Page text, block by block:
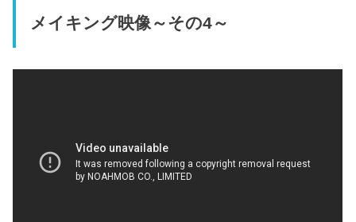
メイキング映像～その4～